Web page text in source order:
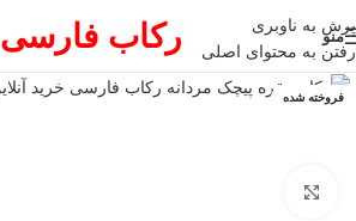
پرش به ناوبری
رفتن به محتوای اصلی
منو رکاب فارسی
فروخته شده